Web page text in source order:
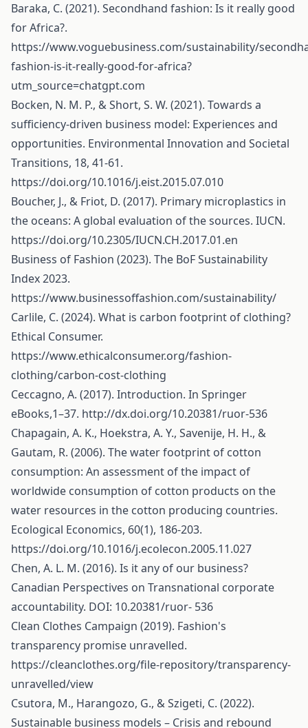
Baraka, C. (2021). Secondhand fashion: Is it really good
for Africa?.
https://www.voguebusiness.com/sustainability/
fashion-is-it-really-good-for-africa?
utm_source=chatgpt.com
Bocken, N. M. P., & Short, S. W. (2021). Towards a
sufficiency-driven business model: Experiences and
opportunities. Environmental Innovation and Societal
Transitions, 18, 41-61.
https://doi.org/10.1016/j.eist.2015.07.010
Boucher, J., & Friot, D. (2017). Primary microplastics in
the oceans: A global evaluation of the sources. IUCN.
https://doi.org/10.2305/IUCN.CH.2017.01.en
Business of Fashion (2023). The BoF Sustainability
Index 2023.
https://www.businessoffashion.com/sustainability/
Carlile, C. (2024). What is carbon footprint of clothing?
Ethical Consumer.
https://www.ethicalconsumer.org/fashion-
clothing/carbon-cost-clothing
Ceccagno, A. (2017). Introduction. In Springer
eBooks,1–37. http://dx.doi.org/10.20381/ruor-536
Chapagain, A. K., Hoekstra, A. Y., Savenije, H. H., &
Gautam, R. (2006). The water footprint of cotton
consumption: An assessment of the impact of
worldwide consumption of cotton products on the
water resources in the cotton producing countries.
Ecological Economics, 60(1), 186-203.
https://doi.org/10.1016/j.ecolecon.2005.11.027
Chen, A. L. M. (2016). Is it any of our business?
Canadian Perspectives on Transnational corporate
accountability. DOI: 10.20381/ruor- 536
Clean Clothes Campaign (2019). Fashion's
transparency promise unravelled.
https://cleanclothes.org/file-repository/transparency-
unravelled/view
Csutora, M., Harangozo, G., & Szigeti, C. (2022).
Sustainable business models – Crisis and rebound